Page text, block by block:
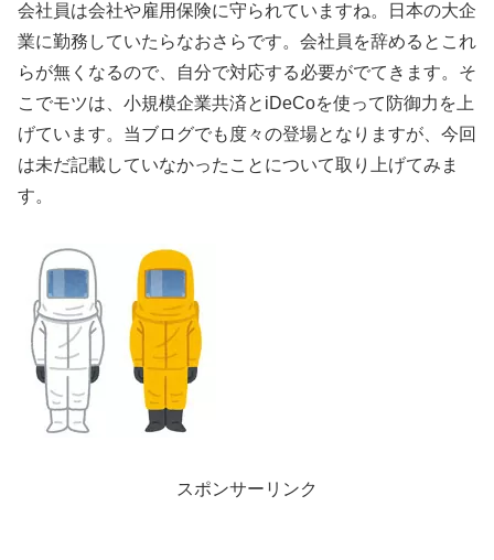
会社員は会社や雇用保険に守られていますね。日本の大企
業に勤務していたらなおさらです。会社員を辞めるとこれ
らが無くなるので、自分で対応する必要がでてきます。そ
こでモツは、小規模企業共済とiDeCoを使って防御力を上
げています。当ブログでも度々の登場となりますが、今回
は未だ記載していなかったことについて取り上げてみま
す。
スポンサーリンク